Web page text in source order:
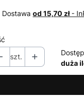
Dostawa od 15,70 zł -
szt.
duża